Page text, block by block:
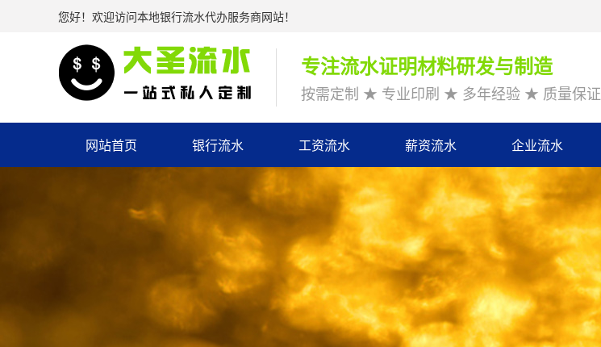
您好！欢迎访问本地银行流水代办服务商网站！
专注流水证明材料研发与制造
按需定制 ★ 专业印刷 ★ 多年经验 ★ 质量保证
网站首页 银行流水 工资流水 薪资流水 企业流水